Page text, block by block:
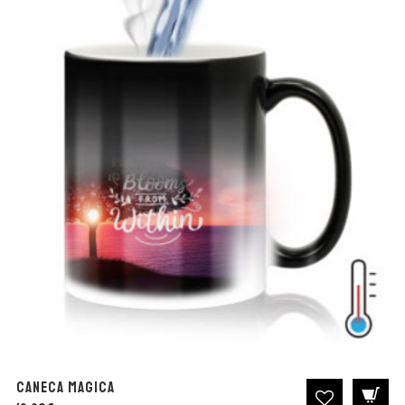
Caneca Magica